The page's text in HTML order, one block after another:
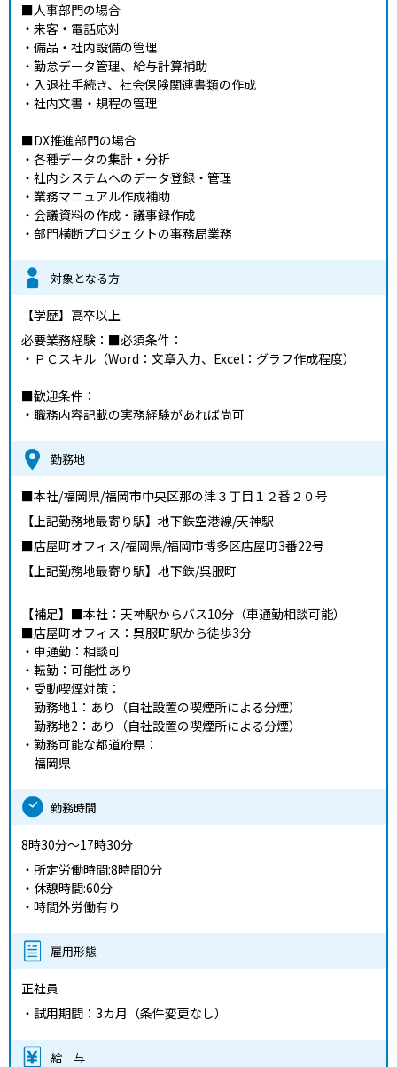
■人事部門の場合
・来客・電話応対
・備品・社内設備の管理
・勤怠データ管理、給与計算補助
・入退社手続き、社会保険関連書類の作成
・社内文書・規程の管理
■DX推進部門の場合
・各種データの集計・分析
・社内システムへのデータ登録・管理
・業務マニュアル作成補助
・会議資料の作成・議事録作成
・部門横断プロジェクトの事務局業務
対象となる方
【学歴】 高卒以上
必要業務経験：■必須条件：
・ＰＣスキル（Word：文章入力、Excel：グラフ作成程度）
■歓迎条件：
・職務内容記載の実務経験があれば尚可
勤務地
■本社/福岡県/福岡市中央区那の津３丁目１２番２０号
【上記勤務地最寄り駅】地下鉄空港線/天神駅
■店屋町オフィス/福岡県/福岡市博多区店屋町3番22号
【上記勤務地最寄り駅】地下鉄/呉服町
【補足】 ■本社：天神駅からバス10分（車通勤相談可能）
■店屋町オフィス：呉服町駅から徒歩3分
・車通勤：相談可
・転勤：可能性あり
・受動喫煙対策：
勤務地1：あり（自社設置の喫煙所による分煙）
勤務地2：あり（自社設置の喫煙所による分煙）
・勤務可能な都道府県：
福岡県
勤務時間
8時30分～17時30分
・所定労働時間:8時間0分
・休憩時間:60分
・時間外労働有り
雇用形態
正社員
・試用期間：3カ月（条件変更なし）
給 与